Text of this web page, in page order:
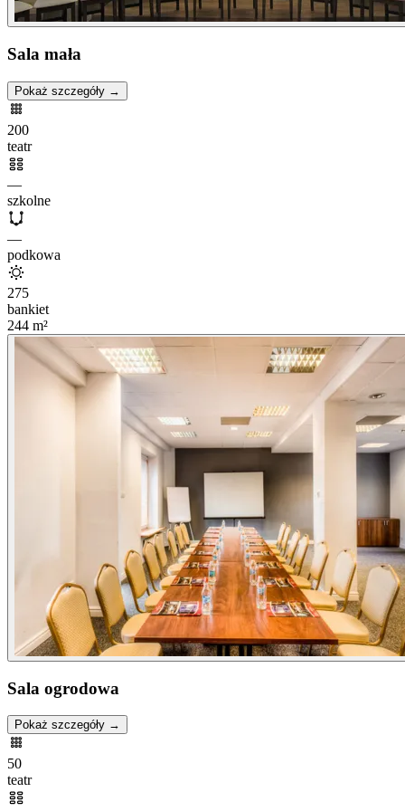
Sala mała
Pokaż szczegóły →
200
teatr
—
szkolne
—
podkowa
275
bankiet
244 m²
Sala ogrodowa
Pokaż szczegóły →
50
teatr